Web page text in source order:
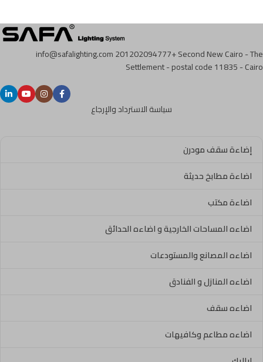
info@safalighting.com201202094777+Second New Cairo - The
Settlement - postal code 11835 - Cairo
سياسة الاسترداد والإرجاع
إضاءة سقف مودرن
اضاءة مطابخ حديثة
اضاءة مكتب
اضاءه المساحات الخارجية و اضاءه الحدائق
اضاءه المصانع والمستودعات
اضاءه المنازل و الفنادق
اضاءه سقف
اضاءه مطاعم وكافيهات